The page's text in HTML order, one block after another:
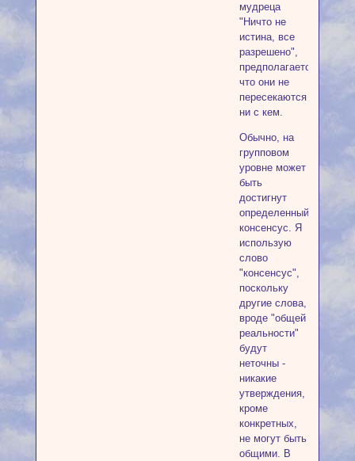
мудреца
"Ничто не
истина, все
разрешено",
предполагается,
что они не
пересекаются
ни с кем.
Обычно, на
групповом
уровне может
быть
достигнут
определенный
консенсус. Я
использую
слово
"консенсус",
поскольку
другие слова,
вроде "общей
реальности"
будут
неточны -
никакие
утверждения,
кроме
конкретных,
не могут быть
общими. В